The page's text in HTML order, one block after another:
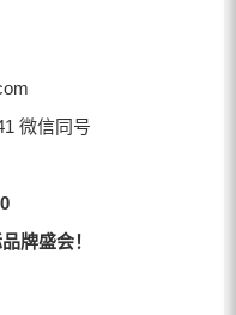
微信同号
牌盛会！